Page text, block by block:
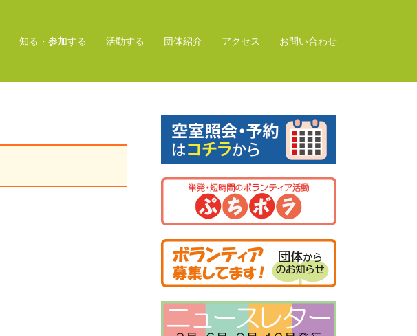
知る・参加する 活動する 団体紹介 アクセス お問い合わせ